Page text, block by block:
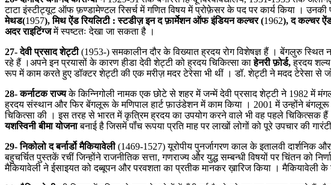
टाटा इंस्टीट्यूट ऑफ फ़ण्डामेण्टल रिसर्च में गणित विषय में प्रोफ़ेसर के पद पर कार्य किया ।
मेथड(1957), मिथ ऐंड रियलिटी : स्टडीज़ इन द फ़ार्मेशन ऑफ इंडियन कल्चर (1962), द कल्चर
अदर राइटिंग्जमें स्पष्टतः देखा जा सकता है ।
27- देवी प्रसाद शेट्टी(1953-) समकालीन दौर के विख्यात ह्रदय रोग विशेषज्ञ हैं । बेंगलुरु
रहे हैं ।अपने इन प्रयासों के कारण हीडा देवी शेट्टी को ह्रदय चिकित्सा काहेनरी फ़ोर्ड,ह्रदय
रूप में काम करते हुए डॉक्टर शेट्टी की एक मरीज़ मदर टेरेसा भी थीं । डॉ. शेट्टी ने मदद टेरेसा
28- कर्नाटक राज्यके किन्निगोली नामक एक छोटे से शहर में जन्में देवी प्रसाद शेट्टी ने 1982 में
ह्रदय संस्थान और फिर बेंगलूरू के मणिपाल हार्ट फ़ाउंडेशन में काम किया । 2001 में उन्होंने
चिकित्सा की । इस तरह से भारत में कृत्रिम ह्रदय का उपयोग करने वाले भी वह पहले चिकित्सक
यशस्विनी बीमा योजनाबनाई है जिसमें पॉंच रूपया प्रति माह पर लाखों लोगों को पूरे उपचार की
29- निकोलो द बर्नार्डो मैकियावेली(1469-1527) यूरोपीय पुनर्जागरण काल के इतालवी
बहुचर्चित पुस्तकें रचीं जिन्होंने राजनीतिक सत्ता, गणराज्य और युद्ध सम्बन्धी विषयों पर चिंतन को
मैकियावेली ने ईसाइयत को दब्बूपन और परवशता का प्रतीक मानकर ख़ारिज किया । मैकियावेली